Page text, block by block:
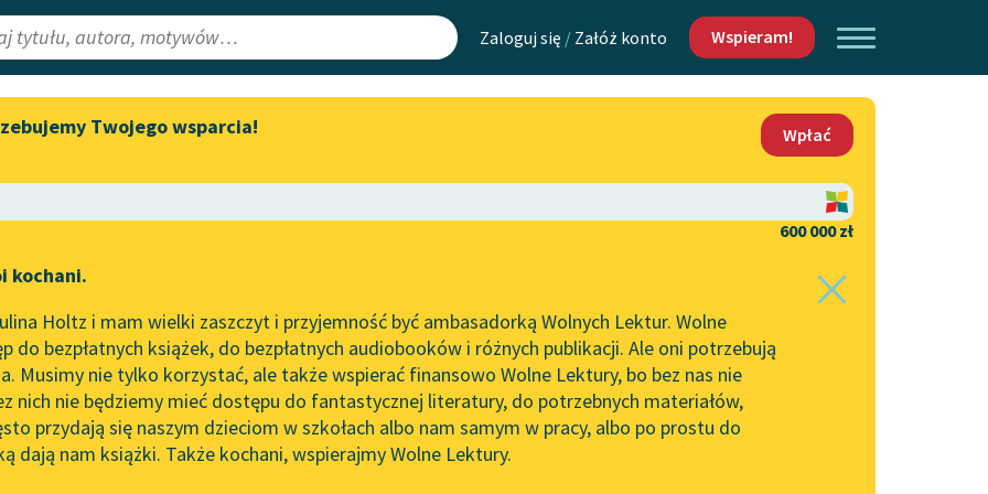
Zaloguj się / Załóż konto Wspieram!
Lektury
redakcyjne
Aktualności
„Prokurator Alicja Horn” do
literatury skandynawskiej
Spotkanie z Katarzyną Tunkiel
w Oslo
102. lata temu zmarł Joseph
Conrad
Mapa Wolnych Lektur
Leśmianator
API
OAI-PMH
Widget Wolnych Lektur
Kontakt
O projekcie
Zasady wykorzystania
Wolnych Lektur
Logotypy
Materiały promocyjne
Twojego wsparcia!
Wpłać
600 000 zł
kochani.
Holtz i mam wielki zaszczyt i przyjemność być ambasadorką Wolnych Lektur. Wolne
do bezpłatnych książek, do bezpłatnych audiobooków i różnych publikacji. Ale oni potrzebują
Musimy nie tylko korzystać, ale także wspierać finansowo Wolne Lektury, bo bez nas nie
nich nie będziemy mieć dostępu do fantastycznej literatury, do potrzebnych materiałów,
przydają się naszym dzieciom w szkołach albo nam samym w pracy, albo po prostu do
dają nam książki. Także kochani, wspierajmy Wolne Lektury.
O centaurach